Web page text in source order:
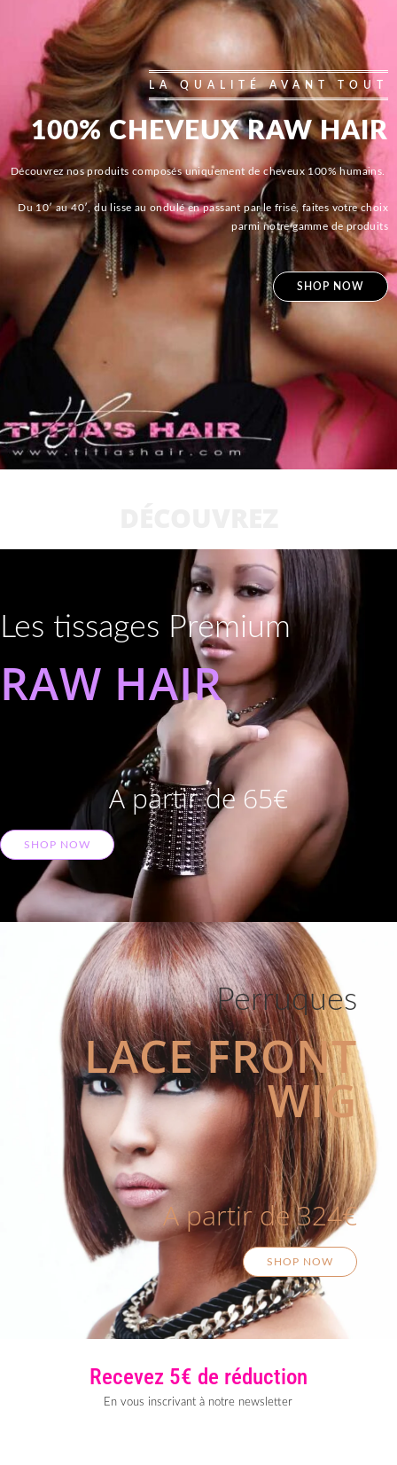
LA QUALITÉ AVANT TOUT
100% CHEVEUX RAW HAIR
Découvrez nos produits composés uniquement de cheveux 100% humains.
Du 10′ au 40′, du lisse au ondulé en passant par le frisé, faites votre choix
parmi notre gamme de produits
SHOP NOW
Les tissages Premium
RAW HAIR
A partir de 65€
SHOP NOW
Perruques
LACE FRONT
WIG
A partir de 324€
SHOP NOW
Recevez 5€ de réduction
En vous inscrivant à notre newsletter